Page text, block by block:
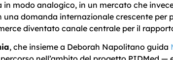
modo analogico, in un mercato che
una domanda internazionale crescente per
diventato canale centrale per il
, che insieme a Deborah Napolitano guida